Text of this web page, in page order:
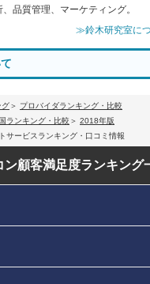
品質管理、マーケティング。
≫鈴木研究室に
グ
プロバイダランキング・比較
ランキング・比較
2018年版
サービスランキング・口コミ情報
ン顧客満足度ランキング